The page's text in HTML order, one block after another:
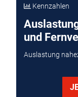
Kennzahlen
und
Auslastung